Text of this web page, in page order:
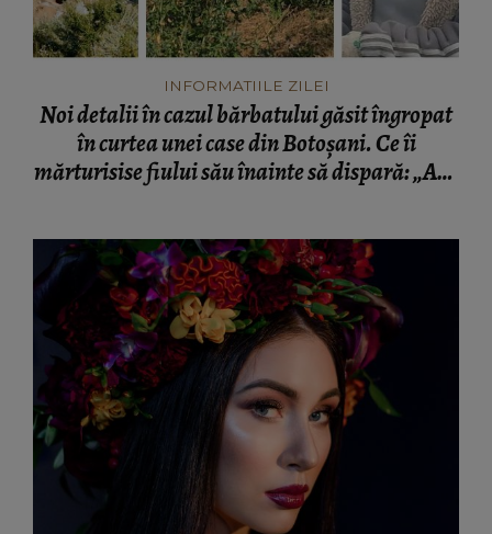
INFORMATIILE ZILEI
Noi detalii în cazul bărbatului găsit îngropat
în curtea unei case din Botoșani. Ce îi
mărturisise fiului său înainte să dispară: „Așa